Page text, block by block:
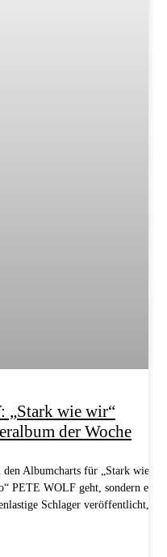
„Stark wie wir“
der Woche
Albumcharts für „Stark wie
PETE WOLF geht, sondern er
Schlager veröffentlicht,